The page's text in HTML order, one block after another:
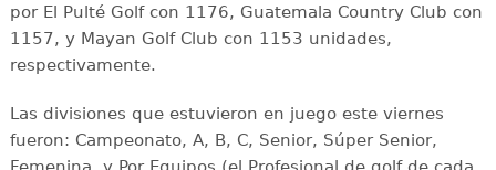
por El Pulté Golf con 1176, Guatemala Country Club con
1157, y Mayan Golf Club con 1153 unidades,
respectivamente.
Las divisiones que estuvieron en juego este viernes
fueron: Campeonato, A, B, C, Senior, Súper Senior,